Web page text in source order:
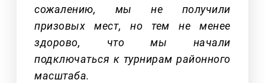
сожалению, мы не получили
призовых мест, но тем не менее
здорово, что мы начали
подключаться к турнирам районного
масштаба.